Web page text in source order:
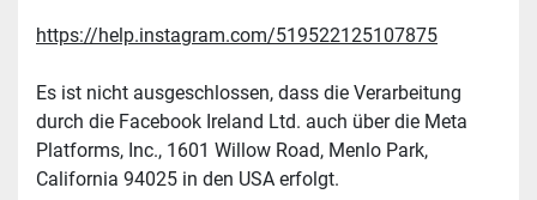
https://help.instagram.com/519522125107875
Es ist nicht ausgeschlossen, dass die Verarbeitung
durch die Facebook Ireland Ltd. auch über die Meta
Platforms, Inc., 1601 Willow Road, Menlo Park,
California 94025 in den USA erfolgt.